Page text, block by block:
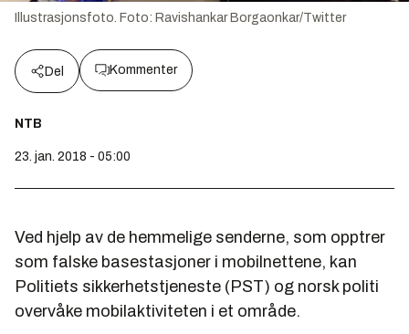
Illustrasjonsfoto. Foto: Ravishankar Borgaonkar/Twitter
Del Kommenter
NTB
23. jan. 2018 - 05:00
Ved hjelp av de hemmelige senderne, som opptrer
som falske basestasjoner i mobilnettene, kan
Politiets sikkerhetstjeneste (PST) og norsk politi
overvåke mobilaktiviteten i et område.